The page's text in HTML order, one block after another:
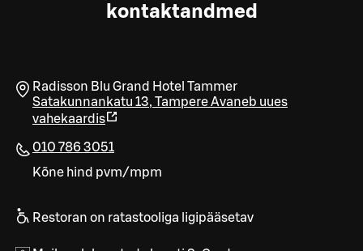
kontaktandmed
Radisson Blu Grand Hotel Tammer
Satakunnankatu 13, TampereAvaneb uues
vahekaardis
010 786 3051
Kõne hind pvm/mpm
Restoran on ratastooliga ligipääsetav